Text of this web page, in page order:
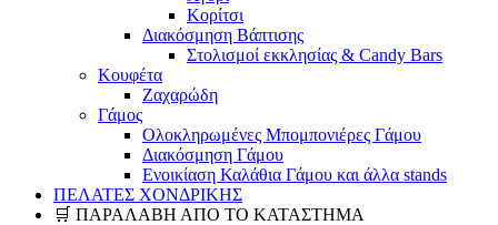
Κορίτσι
Διακόσμηση Βάπτισης
Στολισμοί εκκλησίας & Candy Bars
Κουφέτα
Ζαχαρώδη
Γάμος
Ολοκληρωμένες Μπομπονιέρες Γάμου
Διακόσμηση Γάμου
Ενοικίαση Καλάθια Γάμου και άλλα stands
ΠΕΛΑΤΕΣ ΧΟΝΔΡΙΚΗΣ
🛒 ΠΑΡΑΛΑΒΗ ΑΠΟ ΤΟ ΚΑΤΑΣΤΗΜΑ